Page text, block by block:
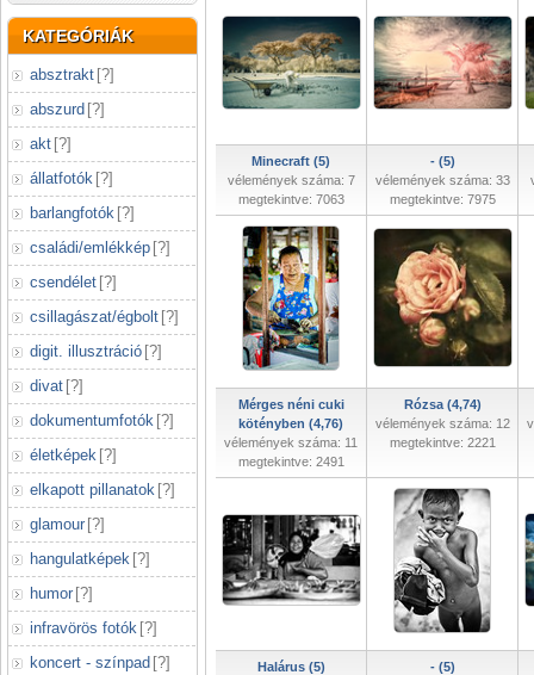
KATEGÓRIÁK
absztrakt [?]
abszurd [?]
akt [?]
állatfotók [?]
barlangfotók [?]
családi/emlékkép [?]
csendélet [?]
csillagászat/égbolt [?]
digit. illusztráció [?]
divat [?]
dokumentumfotók [?]
életképek [?]
elkapott pillanatok [?]
glamour [?]
hangulatképek [?]
humor [?]
infravörös fotók [?]
koncert - színpad [?]
Minecraft (5)
vélemények száma: 7
megtekintve: 7063
- (5)
vélemények száma: 33
megtekintve: 7975
Mérges néni cuki
kötényben (4,76)
vélemények száma: 11
megtekintve: 2491
Rózsa (4,74)
vélemények száma: 12
megtekintve: 2221
Halárus (5)
- (5)